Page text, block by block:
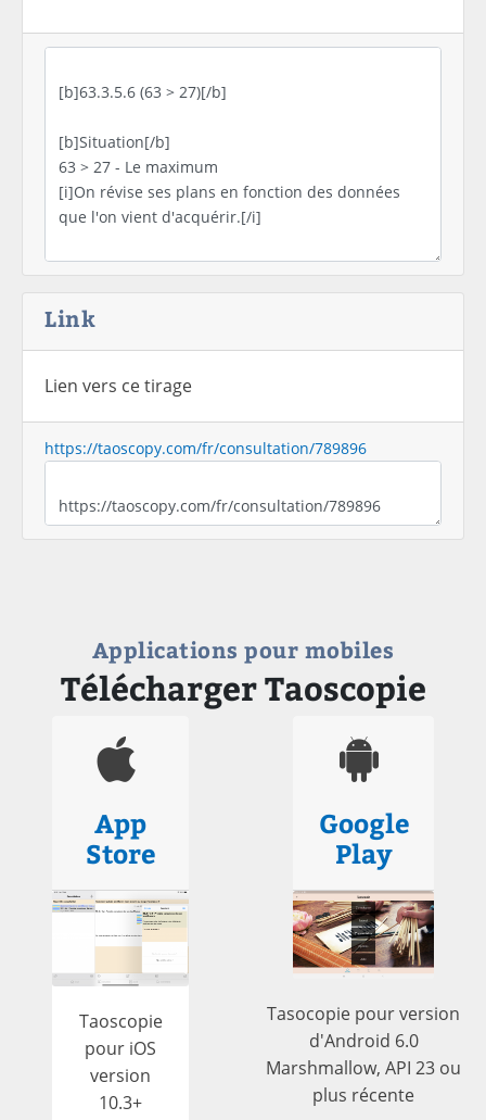
Link
Lien vers ce tirage
https://taoscopy.com/fr/consultation/789896
Applications pour mobiles
Télécharger Taoscopie
App
Store
Taoscopie
pour iOS
version
10.3+
Google
Play
Tasocopie pour version
d'Android 6.0
Marshmallow, API 23 ou
plus récente